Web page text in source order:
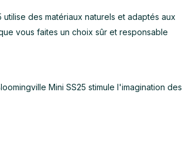
des matériaux naturels et adaptés aux
vous faites un choix sûr et responsable
Mini SS25 stimule l'imagination des